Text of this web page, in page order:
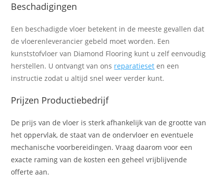
Beschadigingen
Een beschadigde vloer betekent in de meeste gevallen dat
de vloerenleverancier gebeld moet worden. Een
kunststofvloer van Diamond Flooring kunt u zelf eenvoudig
herstellen. U ontvangt van ons reparatieset en een
instructie zodat u altijd snel weer verder kunt.
Prijzen Productiebedrijf
De prijs van de vloer is sterk afhankelijk van de grootte van
het oppervlak, de staat van de ondervloer en eventuele
mechanische voorbereidingen. Vraag daarom voor een
exacte raming van de kosten een geheel vrijblijvende
offerte aan.